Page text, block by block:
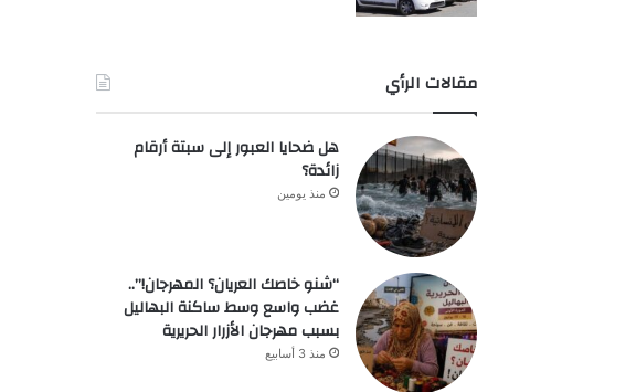
مقالات الرأي
هل ضحايا العبور إلى سبتة أرقام
زائدة؟
منذ يومين
“شنو خاصك العريان؟ المهرجان!”..
غضب واسع وسط ساكنة البهاليل
بسبب مهرجان الأزرار الحريرية
منذ 3 أسابيع